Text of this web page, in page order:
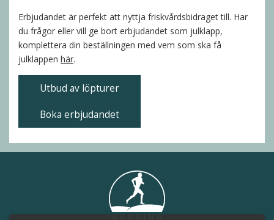
Erbjudandet är perfekt att nyttja friskvårdsbidraget till. Har
du frågor eller vill ge bort erbjudandet som julklapp,
komplettera din beställningen med vem som ska få
julklappen här.
Utbud av löpturer
Boka erbjudandet